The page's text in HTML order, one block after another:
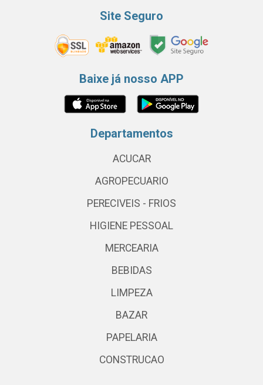
Site Seguro
Baixe já nosso APP
Departamentos
ACUCAR
AGROPECUARIO
PERECIVEIS - FRIOS
HIGIENE PESSOAL
MERCEARIA
BEBIDAS
LIMPEZA
BAZAR
PAPELARIA
CONSTRUCAO